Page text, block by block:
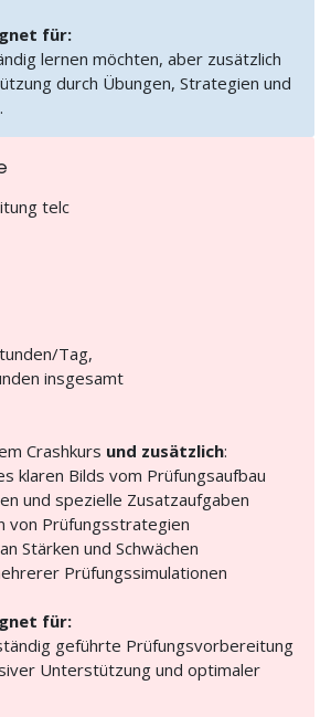
für:
lernen möchten, aber zusätzlich
durch Übungen, Strategien und
telc
Tag,
insgesamt
Crashkurs und zusätzlich:
klaren Bilds vom Prüfungsaufbau
und spezielle Zusatzaufgaben
von Prüfungsstrategien
Stärken und Schwächen
Prüfungssimulationen
für:
geführte Prüfungsvorbereitung
Unterstützung und optimaler